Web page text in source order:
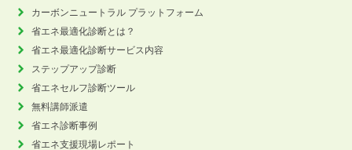
カーボンニュートラル プラットフォーム
省エネ最適化診断とは？
省エネ最適化診断サービス内容
ステップアップ診断
省エネセルフ診断ツール
無料講師派遣
省エネ診断事例
省エネ支援現場レポート